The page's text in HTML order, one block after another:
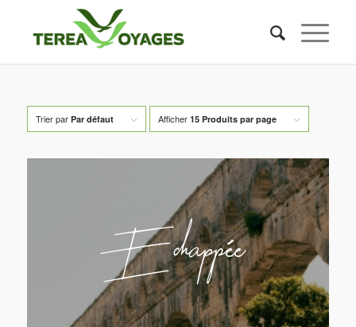
Trier par Par défaut Afficher 15 Produits par page
Echappée